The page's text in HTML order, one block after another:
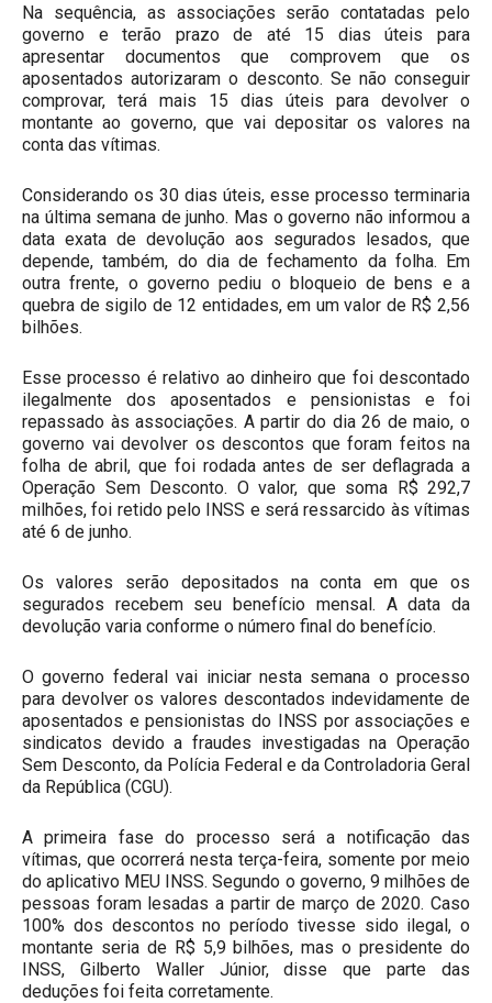
Na sequência, as associações serão contatadas pelo
governo e terão prazo de até 15 dias úteis para
apresentar documentos que comprovem que os
aposentados autorizaram o desconto. Se não conseguir
comprovar, terá mais 15 dias úteis para devolver o
montante ao governo, que vai depositar os valores na
conta das vítimas.
Considerando os 30 dias úteis, esse processo terminaria
na última semana de junho. Mas o governo não informou a
data exata de devolução aos segurados lesados, que
depende, também, do dia de fechamento da folha. Em
outra frente, o governo pediu o bloqueio de bens e a
quebra de sigilo de 12 entidades, em um valor de R$ 2,56
bilhões.
Esse processo é relativo ao dinheiro que foi descontado
ilegalmente dos aposentados e pensionistas e foi
repassado às associações. A partir do dia 26 de maio, o
governo vai devolver os descontos que foram feitos na
folha de abril, que foi rodada antes de ser deflagrada a
Operação Sem Desconto. O valor, que soma R$ 292,7
milhões, foi retido pelo INSS e será ressarcido às vítimas
até 6 de junho.
Os valores serão depositados na conta em que os
segurados recebem seu benefício mensal. A data da
devolução varia conforme o número final do benefício.
O governo federal vai iniciar nesta semana o processo
para devolver os valores descontados indevidamente de
aposentados e pensionistas do INSS por associações e
sindicatos devido a fraudes investigadas na Operação
Sem Desconto, da Polícia Federal e da Controladoria Geral
da República (CGU).
A primeira fase do processo será a notificação das
vítimas, que ocorrerá nesta terça-feira, somente por meio
do aplicativo MEU INSS. Segundo o governo, 9 milhões de
pessoas foram lesadas a partir de março de 2020. Caso
100% dos descontos no período tivesse sido ilegal, o
montante seria de R$ 5,9 bilhões, mas o presidente do
INSS, Gilberto Waller Júnior, disse que parte das
deduções foi feita corretamente.